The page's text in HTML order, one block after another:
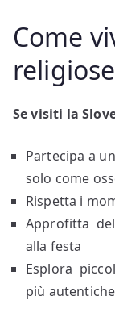
Come
Se visiti la
Partecipa a
solo come
Rispetta i
Approfitta
alla festa
Esplora
più autentiche